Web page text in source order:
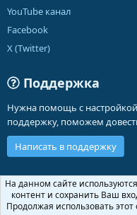
YouTube канал
Facebook
X (Twitter)
Поддержка
Нужна помощь с
поддержку, поможем
Написать в поддержку
Russian (RU)
Обратная связь
Условия
На данном сайте
контент и сохранить Ваш
Продолжая использовать